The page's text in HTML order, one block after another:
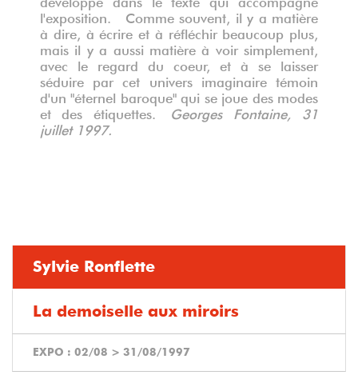
l'exposition. Comme souvent, il y a matière
à dire, à écrire et à réfléchir beaucoup plus,
mais il y a aussi matière à voir simplement,
avec le regard du coeur, et à se laisser
séduire par cet univers imaginaire témoin
d'un "éternel baroque" qui se joue des modes
et des étiquettes. Georges Fontaine, 31
juillet 1997.
Sylvie Ronflette
La demoiselle aux miroirs
EXPO : 02/08 > 31/08/1997